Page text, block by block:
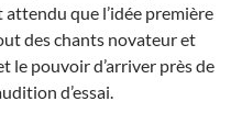
que l’idée première
des chants novateur et
le pouvoir d’arriver près de
d’essai.